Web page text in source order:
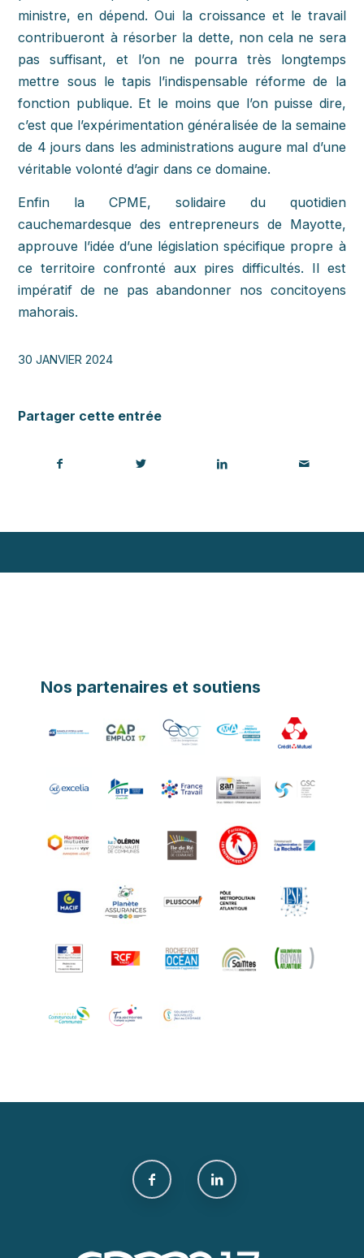
ministre, en dépend. Oui la croissance et le travail
contribueront à résorber la dette, non cela ne sera
pas suffisant, et l’on ne pourra très longtemps
mettre sous le tapis l’indispensable réforme de la
fonction publique. Et le moins que l’on puisse dire,
c’est que l’expérimentation généralisée de la semaine
de 4 jours dans les administrations augure mal d’une
véritable volonté d’agir dans ce domaine.
Enfin la CPME, solidaire du quotidien
cauchemardesque des entrepreneurs de Mayotte,
approuve l’idée d’une législation spécifique propre à
ce territoire confronté aux pires difficultés. Il est
impératif de ne pas abandonner nos concitoyens
mahorais.
30 JANVIER 2024
Partager cette entrée
Nos partenaires et soutiens